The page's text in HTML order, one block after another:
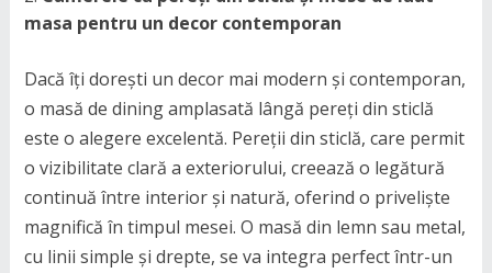
masa pentru un decor contemporan
Dacă îți dorești un decor mai modern și contemporan,
o masă de dining amplasată lângă pereți din sticlă
este o alegere excelentă. Pereții din sticlă, care permit
o vizibilitate clară a exteriorului, creează o legătură
continuă între interior și natură, oferind o priveliște
magnifică în timpul mesei. O masă din lemn sau metal,
cu linii simple și drepte, se va integra perfect într-un